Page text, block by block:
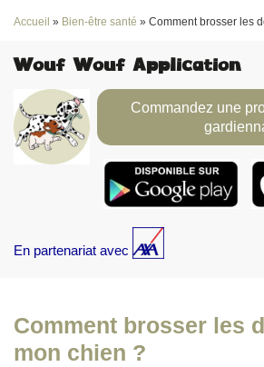
Accueil » Bien-être santé » Comment brosser les
Wouf Wouf Application
Commandez une
En partenariat avec
Comment brosser les
mon chien ?